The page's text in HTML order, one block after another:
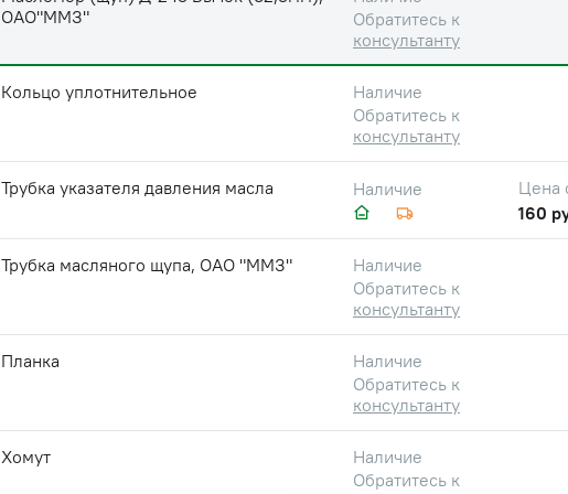
ОАО"ММЗ"
Обратитесь к
консультанту
Кольцо уплотнительное
Наличие
Обратитесь к
консультанту
Трубка указателя давления масла Наличие
Цена
160
Трубка масляного щупа, ОАО "ММЗ"
Наличие
Обратитесь к
консультанту
Планка
Наличие
Обратитесь к
консультанту
Хомут
Наличие
Обратитесь к